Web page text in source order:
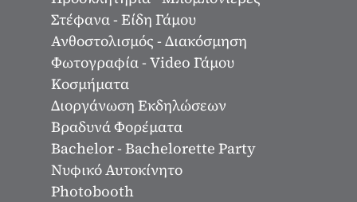
Στέφανα - Είδη Γάμου
Ανθοστολισμός - Διακόσμηση
Φωτογραφία - Video Γάμου
Κοσμήματα
Διοργάνωση Εκδηλώσεων
Βραδυνά Φορέματα
Bachelor - Bachelorette Party
Νυφικό Αυτοκίνητο
Photobooth